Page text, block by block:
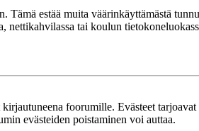
estää muita väärinkäyttämästä
tai koulun
foorumille. Evästeet
evästeiden poistaminen voi auttaa.